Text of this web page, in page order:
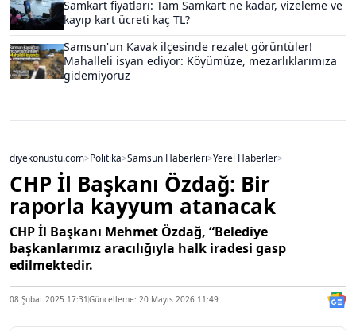
Samkart fiyatları: Tam Samkart ne kadar, vizeleme ve
kayıp kart ücreti kaç TL?
Samsun'un Kavak ilçesinde rezalet görüntüler!
Mahalleli isyan ediyor: Köyümüze, mezarlıklarımıza
gidemiyoruz
diyekonustu.com>Politika>Samsun Haberleri>Yerel Haberler>
CHP İl Başkanı Özdağ: Bir
raporla kayyum atanacak
CHP İl Başkanı Mehmet Özdağ, “Belediye
başkanlarımız aracılığıyla halk iradesi gasp
edilmektedir.
08 Şubat 2025 17:31 Güncelleme: 20 Mayıs 2026 11:49